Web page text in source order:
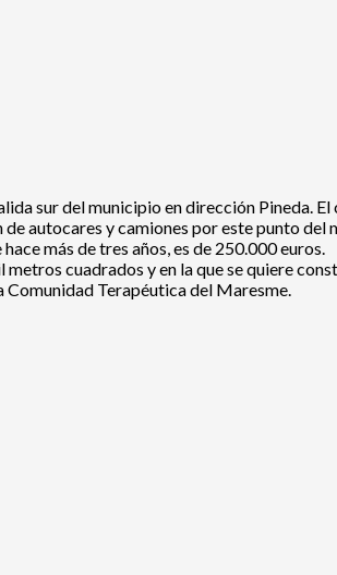
sur del municipio en dirección Pineda.
autocares y camiones por este punto del
más de tres años, es de 250.000 euros.
cuadrados y en la que se quiere
Comunidad Terapéutica del Maresme.